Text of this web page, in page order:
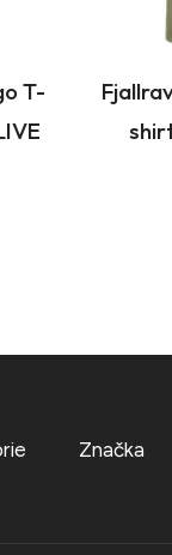
T-
Značka